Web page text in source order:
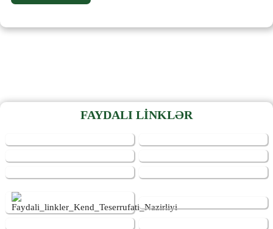
FAYDALI LİNKLƏR